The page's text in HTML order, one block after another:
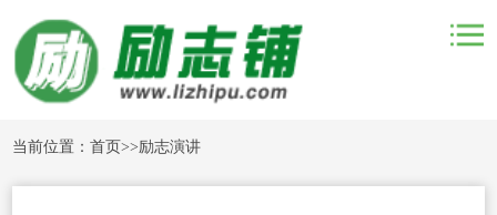
当前位置：首页>>励志演讲